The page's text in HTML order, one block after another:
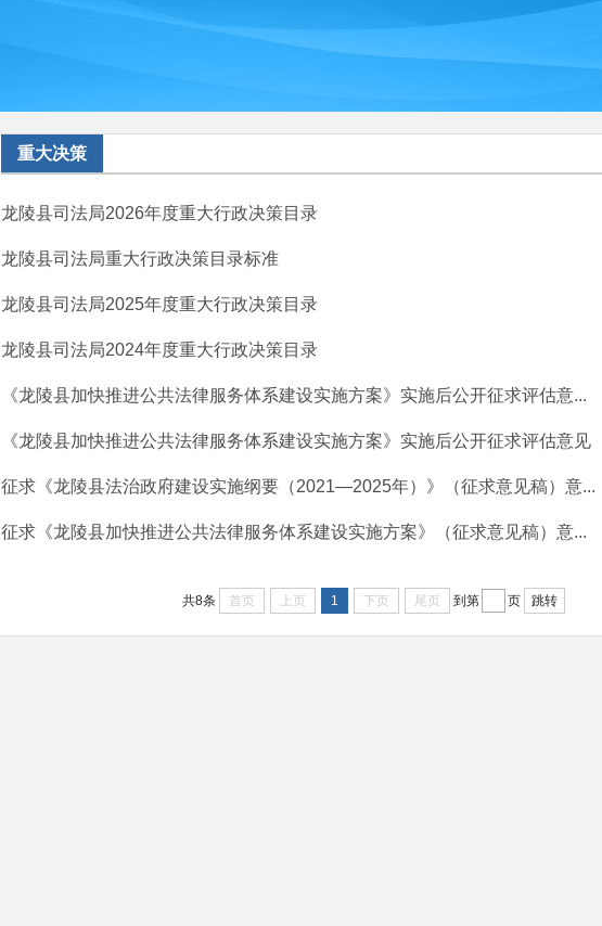
重大决策
龙陵县司法局2026年度重大行政决策目录
龙陵县司法局重大行政决策目录标准
龙陵县司法局2025年度重大行政决策目录
龙陵县司法局2024年度重大行政决策目录
《龙陵县加快推进公共法律服务体系建设实施方案》实施后公开征求评估意...
《龙陵县加快推进公共法律服务体系建设实施方案》实施后公开征求评估意见
征求《龙陵县法治政府建设实施纲要（2021—2025年）》（征求意见稿）意...
征求《龙陵县加快推进公共法律服务体系建设实施方案》（征求意见稿）意...
共8条 首页 上页 1 下页 尾页 到第 页 跳转